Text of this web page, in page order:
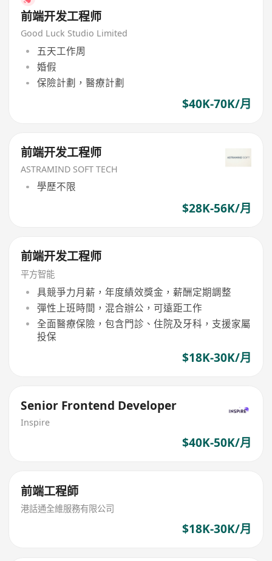
前端开发工程师
Good Luck Studio Limited
五天工作周
婚假
保險計劃，醫療計劃
$40K-70K/月
前端开发工程师
ASTRAMIND SOFT TECH
學歷不限
$28K-56K/月
前端开发工程师
平方智能
具競爭力月薪，年度績效獎金，薪酬定期調整
彈性上班時間，混合辦公，可遠距工作
全面醫療保險，包含門診、住院及牙科，支援家屬
投保
$18K-30K/月
Senior Frontend Developer
Inspire
$40K-50K/月
前端工程師
港話通全維服務有限公司
$18K-30K/月